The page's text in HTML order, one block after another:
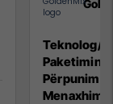
Teknolog/e
Paketimin